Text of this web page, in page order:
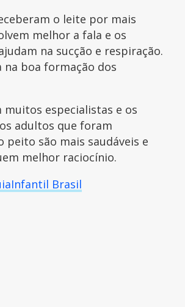
o leite por mais
melhor a fala e os
na sucção e respiração.
na boa formação dos
muitos especialistas e os
adultos que foram
peito são mais saudáveis e
melhor raciocínio.
Brasil